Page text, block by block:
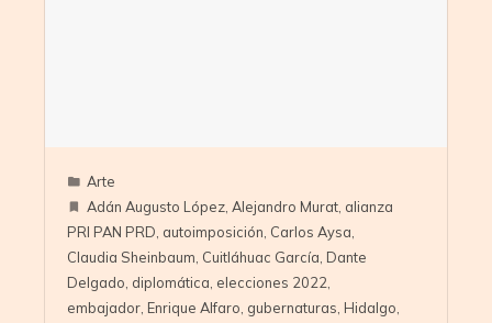
Arte
Adán Augusto López, Alejandro Murat, alianza
PRI PAN PRD, autoimposición, Carlos Aysa,
Claudia Sheinbaum, Cuitláhuac García, Dante
Delgado, diplomática, elecciones 2022,
embajador, Enrique Alfaro, gubernaturas, Hidalgo,